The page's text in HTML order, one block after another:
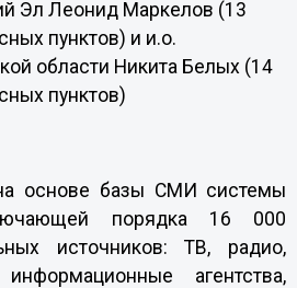
Эл Леонид Маркелов (13
пунктов) и и.о.
области Никита Белых (14
пунктов)
основе базы СМИ системы
порядка 16 000
источников: ТВ, радио,
агентства,